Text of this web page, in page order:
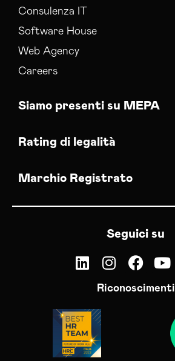
Consulenza IT
Software House
Web Agency
Careers
Siamo presenti su MEPA
Rating di legalità
Marchio Registrato
Seguici su
Riconoscimenti